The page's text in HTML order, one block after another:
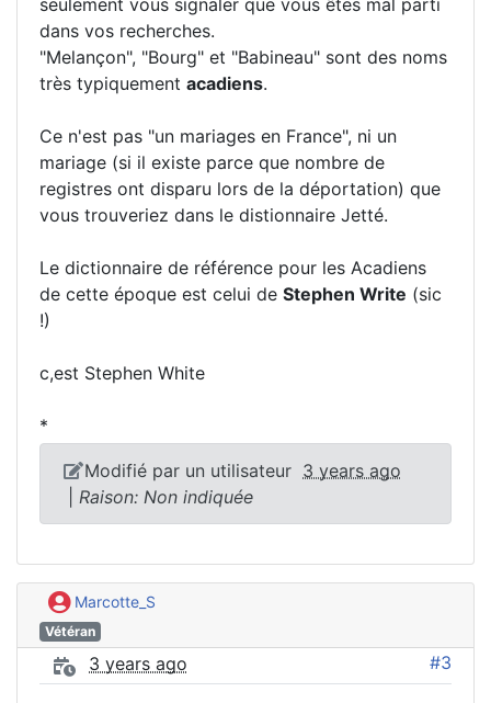
seulement vous signaler que vous êtes mal parti
dans vos recherches.
"Melançon", "Bourg" et "Babineau" sont des noms
très typiquement acadiens.
Ce n'est pas "un mariages en France", ni un
mariage (si il existe parce que nombre de
registres ont disparu lors de la déportation) que
vous trouveriez dans le distionnaire Jetté.
Le dictionnaire de référence pour les Acadiens
de cette époque est celui de Stephen Write (sic
!)
c,est Stephen White
*
Modifié par un utilisateur 3 years ago
Raison: Non indiquée
Marcotte_S
Vétéran
3 years ago #3